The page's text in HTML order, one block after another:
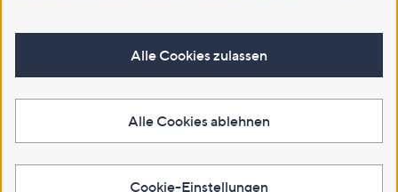
Alle Cookies zulassen
Alle Cookies ablehnen
Cookie-Einstellungen